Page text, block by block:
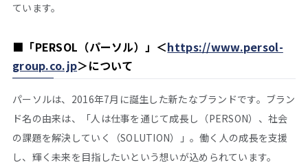
ています。
■ 「PERSOL（パーソル）」＜https://www.persol-
group.co.jp＞について
パーソルは、2016年7月に誕生した新たなブランドです。ブラン
ド名の由来は、「人は仕事を通じて成長し（PERSON）、社会
の課題を解決していく（SOLUTION）」。働く人の成長を支援
し、輝く未来を目指したいという想いが込められています。